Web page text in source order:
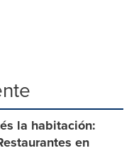
la habitación:
en